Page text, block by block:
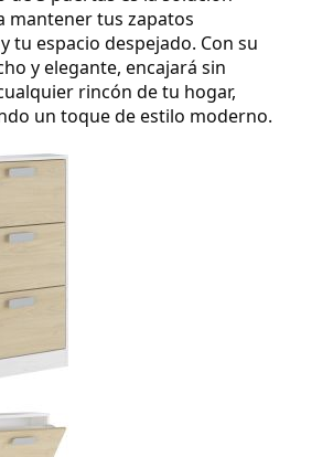
mantener tus zapatos
tu espacio despejado. Con su
y elegante, encajará sin
rincón de tu hogar,
un toque de estilo moderno.